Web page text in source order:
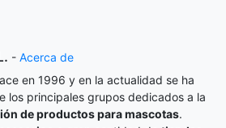
- Acerca de
en 1996 y en la actualidad se ha
los principales grupos dedicados a la
de productos para mascotas.